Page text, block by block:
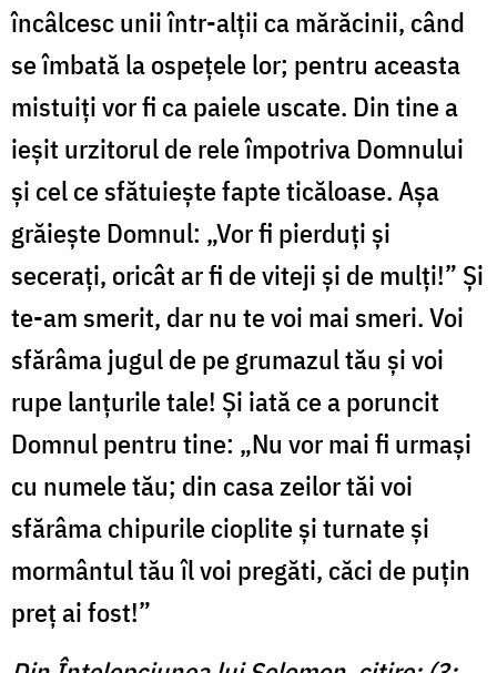
încâlcesc unii într-alții ca mărăcinii, când
se îmbată la ospețele lor; pentru aceasta
mistuiți vor fi ca paiele uscate. Din tine a
ieșit urzitorul de rele împotriva Domnului
și cel ce sfătuiește fapte ticăloase. Așa
grăiește Domnul: „Vor fi pierduți și
secerați, oricât ar fi de viteji și de mulți!” Și
te-am smerit, dar nu te voi mai smeri. Voi
sfărâma jugul de pe grumazul tău și voi
rupe lanțurile tale! Și iată ce a poruncit
Domnul pentru tine: „Nu vor mai fi urmași
cu numele tău; din casa zeilor tăi voi
sfărâma chipurile cioplite și turnate și
mormântul tău îl voi pregăti, căci de puțin
preț ai fost!”